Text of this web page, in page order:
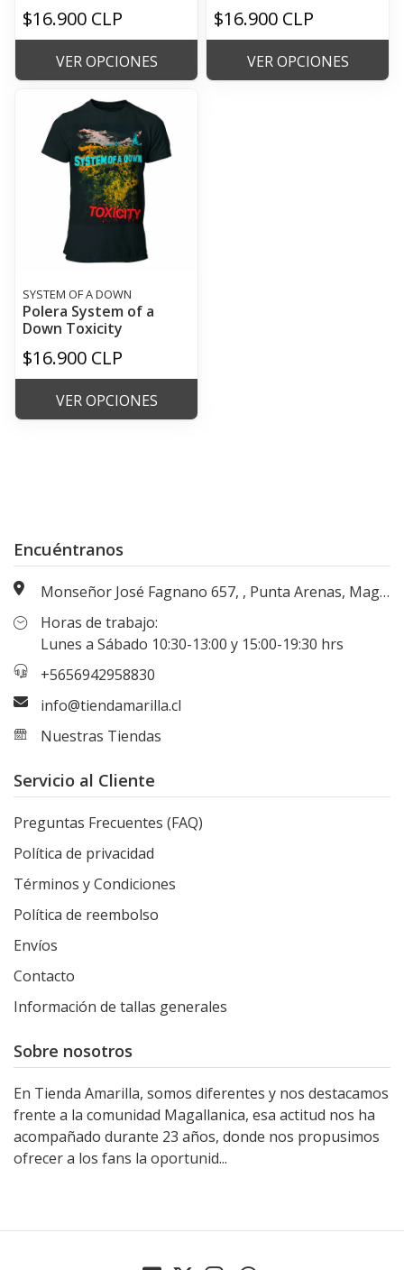
$16.900 CLP
VER OPCIONES
$16.900 CLP
VER OPCIONES
SYSTEM OF A DOWN
Polera System of a
Down Toxicity
$16.900 CLP
VER OPCIONES
Encuéntranos
Monseñor José Fagnano 657, , Punta Arenas, Magallanes, Chile
Horas de trabajo:
Lunes a Sábado 10:30-13:00 y 15:00-19:30 hrs
+5656942958830
info@tiendamarilla.cl
Nuestras Tiendas
Servicio al Cliente
Preguntas Frecuentes (FAQ)
Política de privacidad
Términos y Condiciones
Política de reembolso
Envíos
Contacto
Información de tallas generales
Sobre nosotros
En Tienda Amarilla, somos diferentes y nos destacamos
frente a la comunidad Magallanica, esa actitud nos ha
acompañado durante 23 años, donde nos propusimos
ofrecer a los fans la oportunid...